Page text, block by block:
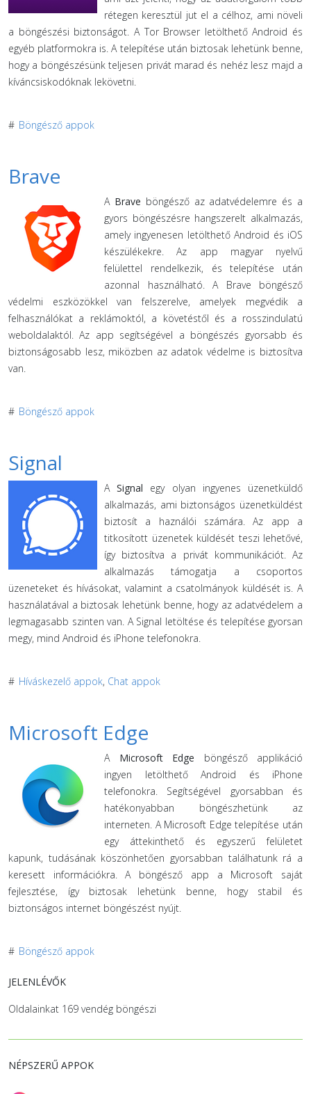
rétegen keresztül jut el a célhoz, ami növeli
a böngészési biztonságot. A Tor Browser letölthető Android és
egyéb platformokra is. A telepítése után biztosak lehetünk benne,
hogy a böngészésünk teljesen privát marad és nehéz lesz majd a
kíváncsiskodóknak lekövetni.
# Böngésző appok
Brave
A Brave böngésző az adatvédelemre és a
gyors böngészésre hangszerelt alkalmazás,
amely ingyenesen letölthető Android és iOS
készülékekre. Az app magyar nyelvű
felülettel rendelkezik, és telepítése után
azonnal használható. A Brave böngésző
védelmi eszközökkel van felszerelve, amelyek megvédik a
felhasználókat a reklámoktól, a követéstől és a rosszindulatú
weboldalaktól. Az app segítségével a böngészés gyorsabb és
biztonságosabb lesz, miközben az adatok védelme is biztosítva
van.
# Böngésző appok
Signal
ASignal egy olyan ingyenes üzenetküldő
alkalmazás, ami biztonságos üzenetküldést
biztosít a haználói számára. Az app a
titkosított üzenetek küldését teszi lehetővé,
így biztosítva a privát kommunikációt. Az
alkalmazás támogatja a csoportos
üzeneteket és hívásokat, valamint a csatolmányok küldését is. A
használatával a biztosak lehetünk benne, hogy az adatvédelem a
legmagasabb szinten van. A Signal letöltése és telepítése gyorsan
megy, mind Android és iPhone telefonokra.
# Híváskezelő appok, Chat appok
Microsoft Edge
A Microsoft Edge böngésző applikáció
ingyen letölthető Android és iPhone
telefonokra. Segítségével gyorsabban és
hatékonyabban böngészhetünk az
interneten. A Microsoft Edge telepítése után
egy áttekinthető és egyszerű felületet
kapunk, tudásának köszönhetően gyorsabban találhatunk rá a
keresett információkra. A böngésző app a Microsoft saját
fejlesztése, így biztosak lehetünk benne, hogy stabil és
biztonságos internet böngészést nyújt.
# Böngésző appok
JELENLÉVŐK
Oldalainkat 169 vendég böngészi
NÉPSZERŰ APPOK